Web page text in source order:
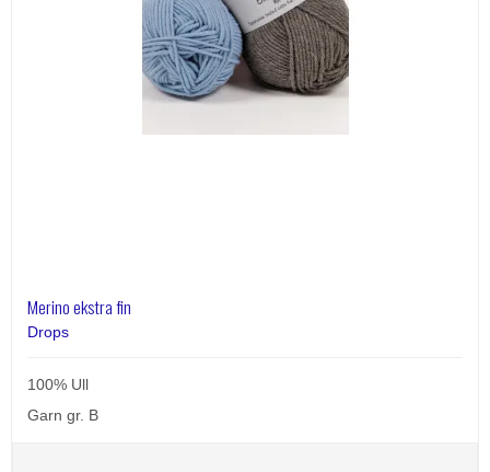
Merino ekstra fin
Drops
100% Ull
Garn gr. B